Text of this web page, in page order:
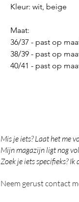
Kleur: wit, beige
Maat:
36/37 - past op
38/39 - past op
40/41 - past op
Mis je iets? Laat het me
Mijn magazijn ligt nog
Zoek je iets specifieks? Ik
Neem gerust contact